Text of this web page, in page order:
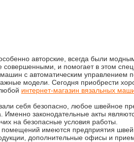
авторские, всегда были
совершенными, и помогает в этом
с автоматическим управлением
модели. Сегодня приобрести
интернет-магазин вязальных
себя безопасно, любое швейное
Именно законодательные акты
на безопасные условия работы.
помещений имеются предприятия
дополнительные офисы и